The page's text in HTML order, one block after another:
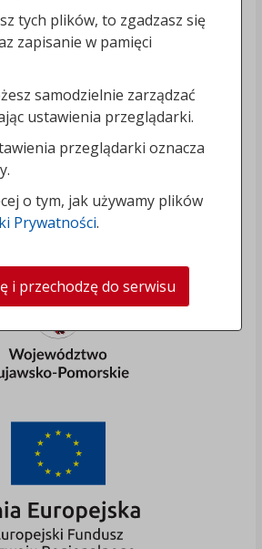
tych plików, to zgadzasz się
zapisanie w pamięci
samodzielnie zarządzać
ustawienia przeglądarki.
przeglądarki oznacza
o tym, jak używamy plików
Prywatności.
i przechodzę do serwisu